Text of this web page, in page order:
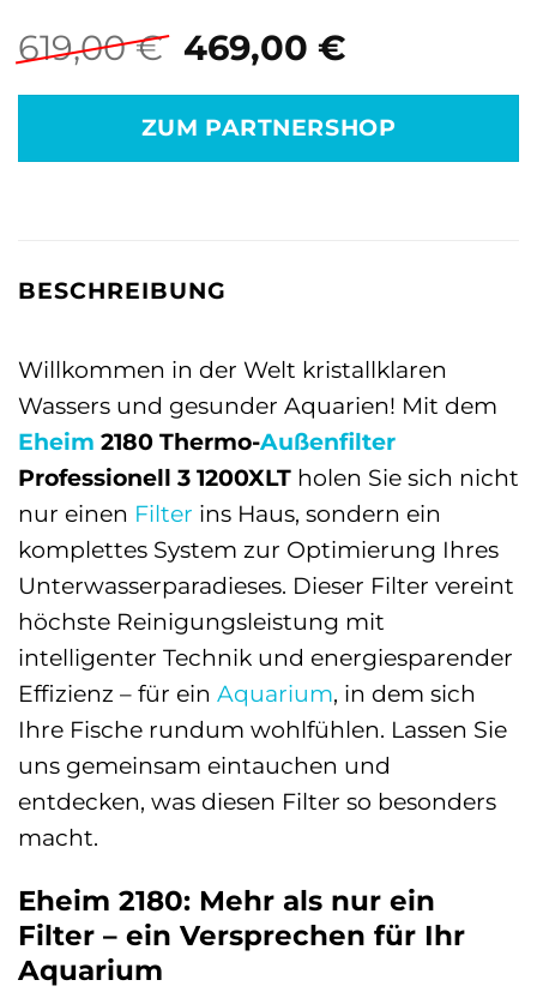
619,00€ Ursprünglicher
Preis
war:
619,00 €
469,00 €Aktueller
ist:
469,00 €.
ZUM PARTNERSHOP
BESCHREIBUNG
Willkommen in der Welt kristallklaren
Wassers und gesunder Aquarien! Mit dem
Eheim 2180 Thermo-Außenfilter
Professionell 3 1200XLT holen Sie sich nicht
nur einen Filter ins Haus, sondern ein
komplettes System zur Optimierung Ihres
Unterwasserparadieses. Dieser Filter vereint
höchste Reinigungsleistung mit
intelligenter Technik und energiesparender
Effizienz – für ein Aquarium, in dem sich
Ihre Fische rundum wohlfühlen. Lassen Sie
uns gemeinsam eintauchen und
entdecken, was diesen Filter so besonders
macht.
Eheim 2180: Mehr als nur ein
Filter – ein Versprechen für Ihr
Aquarium